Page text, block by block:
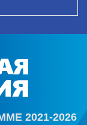
2021-2026